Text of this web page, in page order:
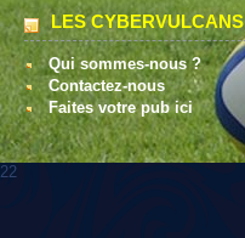
LES CYBERVULCANS
Qui sommes-nous ?
Contactez-nous
Faites votre pub ici
22